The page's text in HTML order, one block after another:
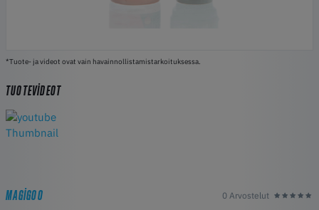
*Tuote- ja videot ovat vain havainnollistamistarkoituksessa.
TUOTEVIDEOT
MAGIGOO 0 Arvostelut